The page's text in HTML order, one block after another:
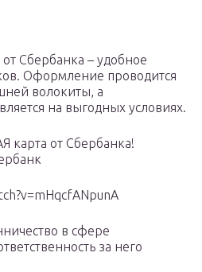
Сбербанка – удобное
Оформление проводится
волокиты, а
на выгодных условиях.
карта от Сбербанка!
в сфере
за него